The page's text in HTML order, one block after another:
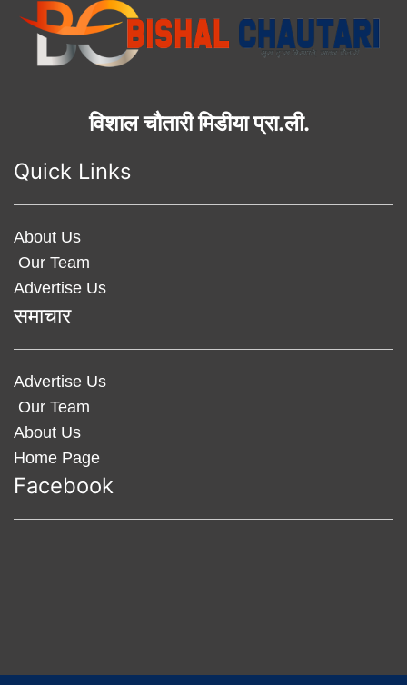
विशाल चौतारी मिडीया प्रा.ली.
Quick Links
About Us
Our Team
Advertise Us
समाचार
Advertise Us
Our Team
About Us
Home Page
Facebook